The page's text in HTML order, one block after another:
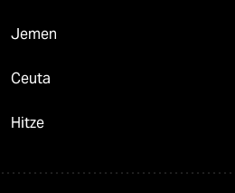
Jemen
Ceuta
Hitze